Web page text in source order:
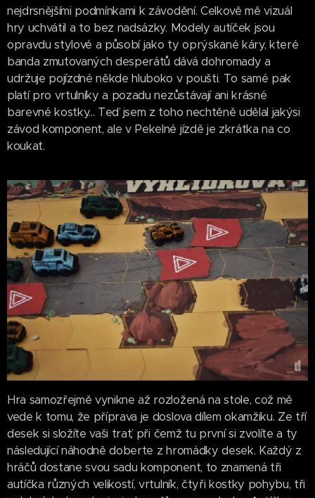
nejdrsnějšími podmínkami k závodění. Celkově mě vizuál
hry uchvátil a to bez nadsázky. Modely autíček jsou
opravdu stylové a působí jako ty oprýskané káry, které
banda zmutovaných desperátů dává dohromady a
udržuje pojízdné někde hluboko v poušti. To samé pak
platí pro vrtulníky a pozadu nezůstávají ani krásné
barevné kostky... Teď jsem z toho nechtěně udělal jakýsi
závod komponent, ale v Pekelné jízdě je zkrátka na co
koukat.
Hra samozřejmě vynikne až rozložená na stole, což mě
vede k tomu, že příprava je doslova dílem okamžiku. Ze tří
desek si složíte vaši trať, při čemž tu první si zvolíte a ty
následující náhodně doberte z hromádky desek. Každý z
hráčů dostane svou sadu komponent, to znamená tři
autíčka různých velikostí, vrtulník, čtyři kostky pohybu, tři